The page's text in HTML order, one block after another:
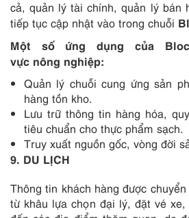
cả, quản lý tài chính, quản lý bán
tiếp tục cập nhật vào trong chuỗi
Một số ứng dụng của
vực nông nghiệp:
Quản lý chuỗi cung ứng sản
hàng tồn kho.
Lưu trữ thông tin hàng hóa,
tiêu chuẩn cho thực phẩm sạch.
Truy xuất nguồn gốc, vòng đời
9. DU LỊCH
Thông tin khách hàng được
từ khâu lựa chọn đại lý, đặt vé